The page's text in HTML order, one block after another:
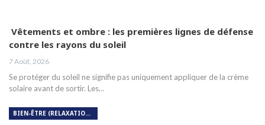
Vêtements et ombre : les premières lignes de défense
contre les rayons du soleil
7 Août, 2026
Se protéger du soleil ne signifie pas uniquement appliquer de la crème
solaire avant de sortir. Les…
BIEN-ÊTRE (RELAXATION, MÉDITATION, SOIN DU CORPS)